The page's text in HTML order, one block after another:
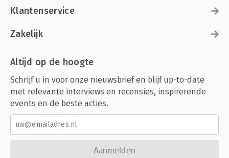
Klantenservice
Zakelijk
Altijd op de hoogte
Schrijf u in voor onze nieuwsbrief en blijf up-to-date
met relevante interviews en recensies, inspirerende
events en de beste acties.
Aanmelden